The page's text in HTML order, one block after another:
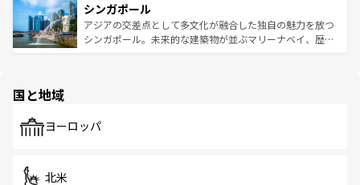
参照してほしい。
激する。気候は一年中温暖で、どの季節にも異なる楽しみ
が待っている。親しみやすいタイの人々、仏教を中心とし
た文化、そして多様な観光資源が、訪れる旅人を魅了し続
み、どこを訪れても感動するはず。観光スポットが密集し
ており、効率よく見どころを回れるのも魅力。息をのむよ
うな絶景から文化的な体験まで、香港を存分に楽しみ尽く
シンガポール
アジアの交差点として多文化が融合した独自の魅力を放つ
シンガポール。未来的な建築物が並ぶマリーナベイ、歴史
で、ホーカーズは地元の風情を楽しめる外せないスポット
国と地域
ヨーロッパ
北米